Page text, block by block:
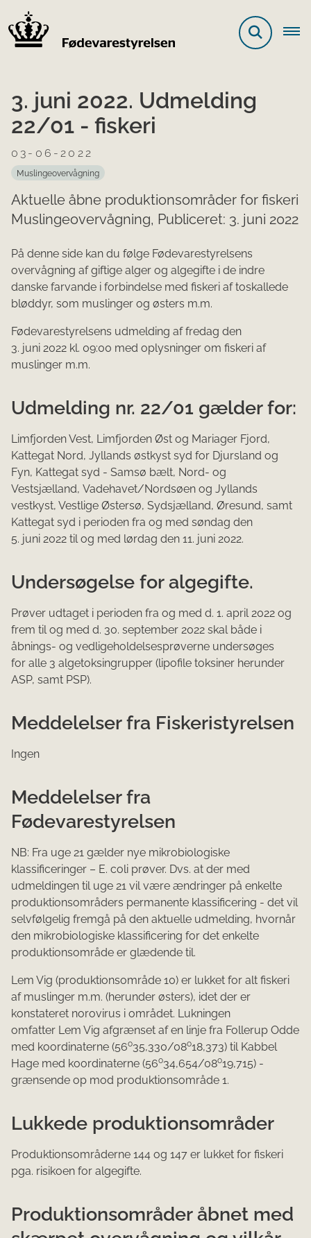
3. juni 2022. Udmelding
22/01 - fiskeri
03-06-2022
Muslingeovervågning
Aktuelle åbne produktionsområder for fiskeri
Muslingeovervågning, Publiceret: 3. juni 2022
På denne side kan du følge Fødevarestyrelsens
overvågning af giftige alger og algegifte i de indre
danske farvande i forbindelse med fiskeri af toskallede
bløddyr, som muslinger og østers m.m.
Fødevarestyrelsens udmelding af fredag den
3. juni 2022 kl. 09​:00 med oplysninger om fiskeri af
muslinger m.m.
Udmelding nr. 22/01 gælder for:
Limfjorden Vest, Limfjorden Øst og Mariager Fjord,
Kattegat Nord, Jyllands østkyst syd for Djursland og
Fyn, Kattegat syd - Samsø bælt, Nord- og
Vestsjælland, Vadehavet/Nordsøen og Jyllands
vestkyst, Vestlige Østersø, Sydsjælland, Øresund, samt
Kattegat syd i perioden fra og med søndag den
5. juni 2022 til og med lørdag den 11. juni 2022.
Undersøgelse for algegifte.
Prøver udtaget i perioden fra og med d. 1. april 2022 og
frem til og med d. 30. september 2022 skal både i
åbnings- og vedligeholdelsesprøverne undersøges
for alle 3 algetoksingrupper (lipofile toksiner herunder
ASP, samt PSP).
Meddelelser fra Fiskeristyrelsen
Ingen
Meddelelser fra
Fødevarestyrelsen
NB: Fra uge 21 gælder nye mikrobiologiske
klassificeringer – E. coli prøver. Dvs. at der med
udmeldingen til uge 21 vil være ændringer på enkelte
produktionsområders permanente klassificering - det vil
selvfølgelig fremgå på den aktuelle udmelding, hvornår
den mikrobiologiske klassificering for det enkelte
produktionsområde er glædende til.
Lem Vig (produktionsområde 10) er lukket for alt fiskeri
af muslinger m.m. (herunder østers), idet der er
konstateret norovirus i området. Lukningen
omfatter Lem Vig afgrænset af en linje fra Follerup Odde
med koordinaterne (56o35,330/08o18,373) til Kabbel
Hage med koordinaterne (56o34,654/08o19,715) -
grænsende op mod produktionsområde 1.
Lukkede produktionsområder
Produktionsområderne 144 og 147 er lukket for fiskeri
pga. risikoen for algegifte.
Produktionsområder åbnet med